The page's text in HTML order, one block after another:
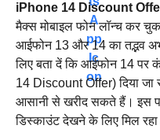
iPhone 14 Discount
मैक्स मोबाइल फोन लॉन्च कर
आईफोन 13 और 14 का तद्भव
लिए बता दें कि आईफोन 14 पर
14 Discount Offer) दिया जा
आसानी से खरीद सकते हैं। इस
डिस्काउंट देखने के लिए मिल रहा